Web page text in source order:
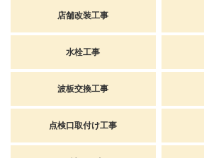
店舗改装工事
水栓工事
波板交換工事
点検口取付け工事